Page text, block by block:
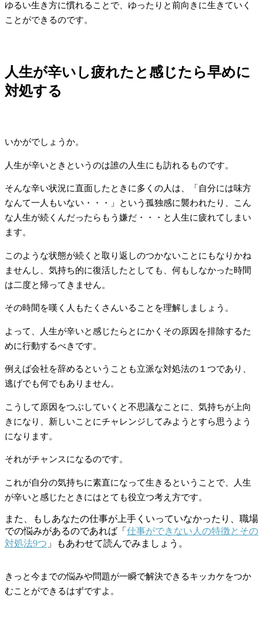
ゆるい生き方に慣れることで、ゆったりと前向きに生きていく
ことができるのです。
人生が辛いし疲れたと感じたら早めに
対処する
いかがでしょうか。
人生が辛いときというのは誰の人生にも訪れるものです。
そんな辛い状況に直面したときに多くの人は、「自分には味方
なんて一人もいない・・・」という孤独感に襲われたり、こん
な人生が続くんだったらもう嫌だ・・・と人生に疲れてしまい
ます。
このような状態が続くと取り返しのつかないことにもなりかね
ませんし、気持ち的に復活したとしても、何もしなかった時間
は二度と帰ってきません。
その時間を嘆く人もたくさんいることを理解しましょう。
よって、人生が辛いと感じたらとにかくその原因を排除するた
めに行動するべきです。
例えば会社を辞めるということも立派な対処法の１つであり、
逃げでも何でもありません。
こうして原因をつぶしていくと不思議なことに、気持ちが上向
きになり、新しいことにチャレンジしてみようとすら思うよう
になります。
それがチャンスになるのです。
これが自分の気持ちに素直になって生きるということで、人生
が辛いと感じたときにはとても役立つ考え方です。
また、もしあなたの仕事が上手くいっていなかったり、職場
での悩みがあるのであれば「 仕事ができない人の特徴とその
対処法9つ 」もあわせて読んでみましょう。
きっと今までの悩みや問題が一瞬で解決できるキッカケをつか
むことができるはずですよ。